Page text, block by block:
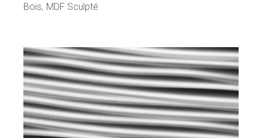
Bois MDF Sculpté